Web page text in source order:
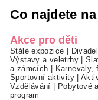
Co najdete
Akce pro děti
Stálé expozice
Výstavy a veletrhy|
a zámcích
Karnevaly,
Sportovní aktivity|
Vzdělávání
Pobytové
program